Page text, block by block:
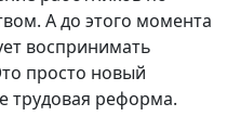
А до этого момента
воспринимать
просто новый
трудовая реформа.